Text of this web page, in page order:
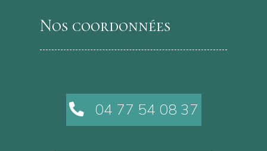
Nos coordonnées
04 77 54 08 37